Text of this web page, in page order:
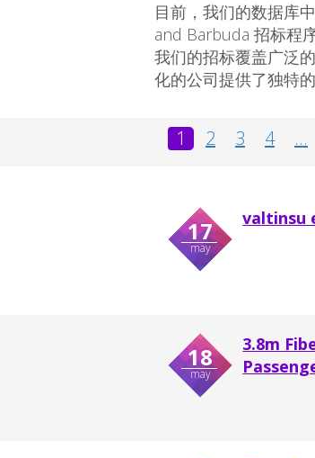
目前，我们的数据库
and Barbuda 招标程
我们的招标覆盖广泛
化的公司提供了独特的
1 2 3 4 ...
17
may
valtinsu
18
may
3.8m